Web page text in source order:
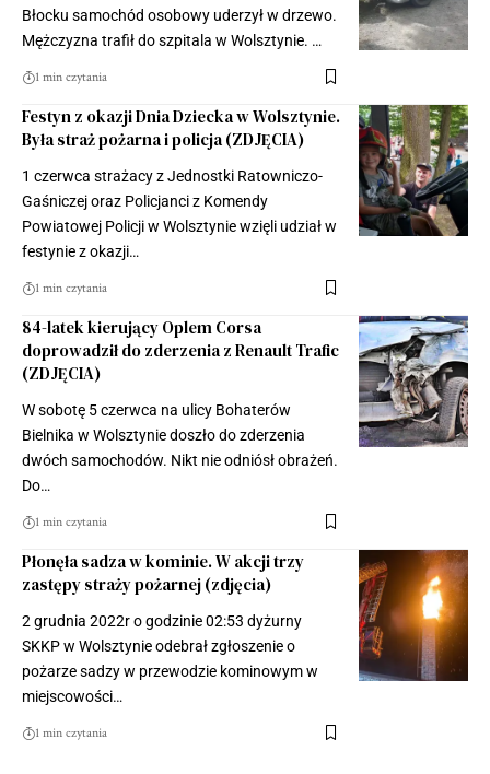
Błocku samochód osobowy uderzył w drzewo.
Mężczyzna trafił do szpitala w Wolsztynie. …
1 min czytania
Festyn z okazji Dnia Dziecka w Wolsztynie.
Była straż pożarna i policja (ZDJĘCIA)
1 czerwca strażacy z Jednostki Ratowniczo-
Gaśniczej oraz Policjanci z Komendy
Powiatowej Policji w Wolsztynie wzięli udział w
festynie z okazji…
1 min czytania
84-latek kierujący Oplem Corsa
doprowadził do zderzenia z Renault Trafic
(ZDJĘCIA)
W sobotę 5 czerwca na ulicy Bohaterów
Bielnika w Wolsztynie doszło do zderzenia
dwóch samochodów. Nikt nie odniósł obrażeń.
Do…
1 min czytania
Płonęła sadza w kominie. W akcji trzy
zastępy straży pożarnej (zdjęcia)
2 grudnia 2022r o godzinie 02:53 dyżurny
SKKP w Wolsztynie odebrał zgłoszenie o
pożarze sadzy w przewodzie kominowym w
miejscowości…
1 min czytania